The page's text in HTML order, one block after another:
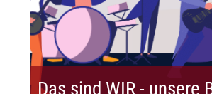
Das sind WIR - unsere